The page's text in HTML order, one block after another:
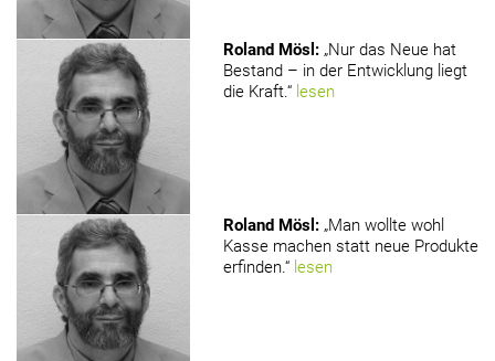
Roland Mösl : „Nur das Neue hat
Bestand – in der Entwicklung liegt
die Kraft.“ lesen
Roland Mösl : „Man wollte wohl
Kasse machen statt neue Produkte
erfinden.“ lesen